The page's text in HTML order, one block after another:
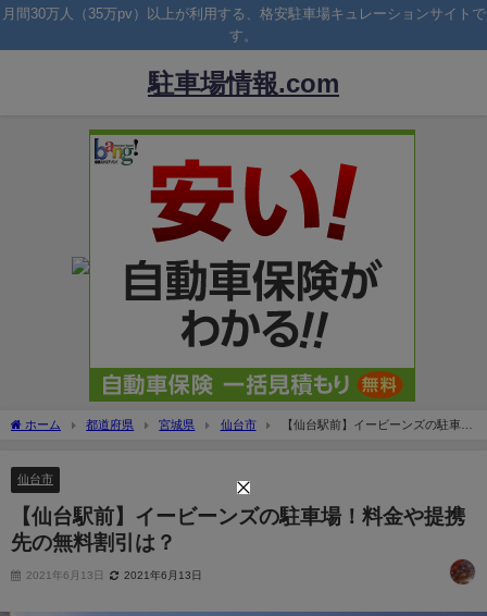
月間30万人（35万pv）以上が利用する、格安駐車場キュレーションサイトで
す。
駐車場情報.com
ホーム 都道府県 宮城県 仙台市
【仙台駅前】イービーンズの駐車
仙台市
【仙台駅前】イービーンズの駐車場！料金や提携
先の無料割引は？
2021年6月13日 2021年6月13日